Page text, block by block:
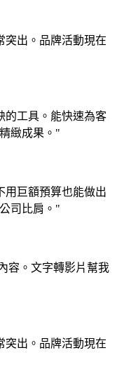
突出。品牌活動現在
的工具。能快速為客
緻成果。
用巨額預算也能做出
司比肩。
容。文字轉影片幫我
突出。品牌活動現在